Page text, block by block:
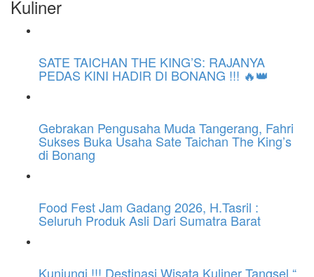
Kuliner
SATE TAICHAN THE KING’S: RAJANYA
PEDAS KINI HADIR DI BONANG !!! 🔥👑
Gebrakan Pengusaha Muda Tangerang, Fahri
Sukses Buka Usaha Sate Taichan The King’s
di Bonang
Food Fest Jam Gadang 2026, H.Tasril :
Seluruh Produk Asli Dari Sumatra Barat
Kunjungi !!! Destinasi Wisata Kuliner Tangsel “